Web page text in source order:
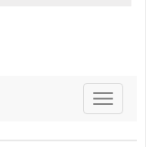
Toggle